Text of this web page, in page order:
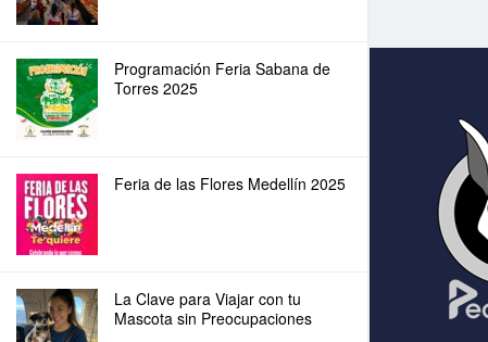
Programación Feria Sabana de
Torres 2025
Feria de las Flores Medellín 2025
La Clave para Viajar con tu
Mascota sin Preocupaciones